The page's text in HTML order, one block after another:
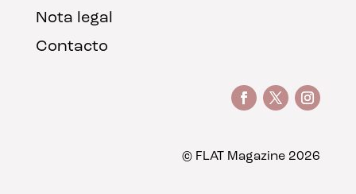
Nota legal
Contacto
© FLAT Magazine 2026